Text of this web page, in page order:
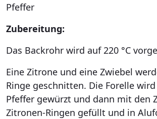
Pfeffer
Zubereitung:
Das Backrohr wird auf 220 °C
Eine Zitrone und eine Zwiebel
Ringe geschnitten. Die Forelle
Pfeffer gewürzt und dann mit den
Zitronen-Ringen gefüllt und in